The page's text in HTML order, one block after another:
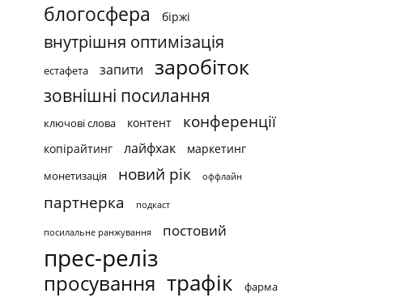
блогосфера біржі
внутрішня оптимізація
естафета запити заробіток
зовнішні посилання
ключові слова контент конференції
копірайтинг лайфхак маркетинг
монетизація новий рік оффлайн
партнерка подкаст
посилальне ранжування постовий
прес-реліз
просування трафік фарма